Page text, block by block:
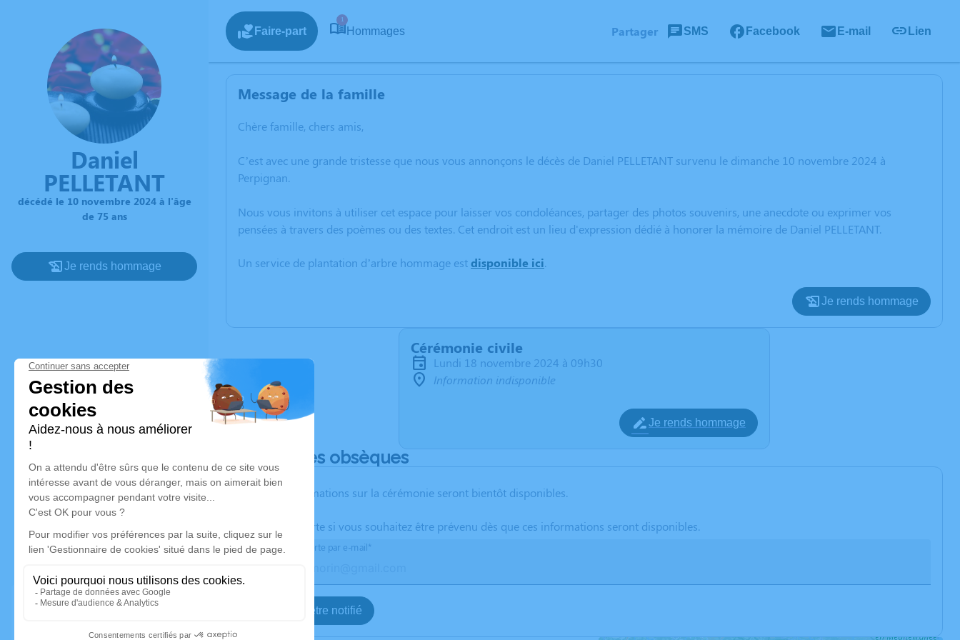
Daniel
PELLETANT
décédé le 10 novembre 2024 à l'âge
de 75 ans
Je rends hommage
Faire-part
1
Hommages Partager SMS Facebook E-mail Lien
Message de la famille
Chère famille, chers amis,
C’est avec une grande tristesse que nous vous annonçons le décès de Daniel PELLETANT survenu le dimanche 10 novembre 2024 à
Perpignan.
Nous vous invitons à utiliser cet espace pour laisser vos condoléances, partager des photos souvenirs, une anecdote ou exprimer vos
pensées à travers des poèmes ou des textes. Cet endroit est un lieu d'expression dédié à honorer la mémoire de Daniel PELLETANT.
Un service de plantation d’arbre hommage estdisponible ici.
Je rends hommage
Cérémonie civile
lundi 18 novembre 2024 à 09h30
Information indisponible
Je rends hommage
Déroulé des obsèques
Les informations sur la cérémonie seront bientôt disponibles.
Activez une alerte si vous souhaitez être prévenu dès que ces informations seront disponibles.
Recevoir une alerte par e-mail*
Je veux être notifié